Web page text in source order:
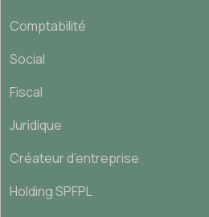
Comptabilité
Social
Fiscal
Juridique
Créateur d’entreprise
Holding SPFPL